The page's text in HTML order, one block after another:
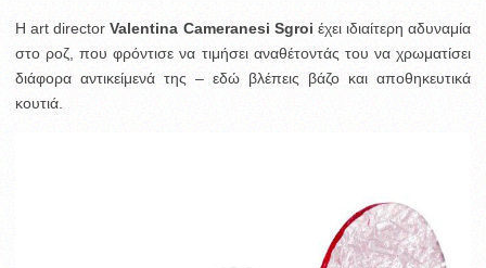
H art directorValentina Cameranesi Sgroi έχει ιδιαίτερη αδυναμία
στο ροζ, που φρόντισε να τιμήσει αναθέτοντάς του να χρωματίσει
διάφορα αντικείμενά της – εδώ βλέπεις βάζο και αποθηκευτικά
κουτιά.